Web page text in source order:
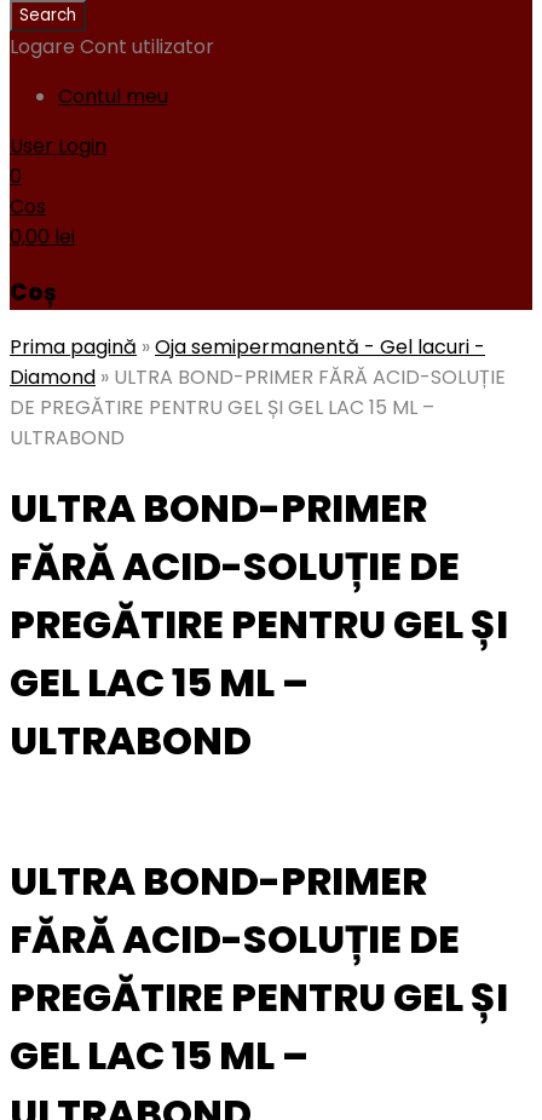
Logare Cont utilizator
Contul meu
User Login
0
Cos
0,00 lei
Coș
Prima pagină »Oja semipermanentă - Gel lacuri -
Diamond » ULTRA BOND-PRIMER FĂRĂ ACID-SOLUȚIE
DE PREGĂTIRE PENTRU GEL ȘI GEL LAC 15 ML –
ULTRABOND
ULTRA BOND-PRIMER
FĂRĂ ACID-SOLUȚIE DE
PREGĂTIRE PENTRU GEL ȘI
GEL LAC 15 ML –
ULTRABOND
ULTRA BOND-PRIMER
FĂRĂ ACID-SOLUȚIE DE
PREGĂTIRE PENTRU GEL ȘI
GEL LAC 15 ML –